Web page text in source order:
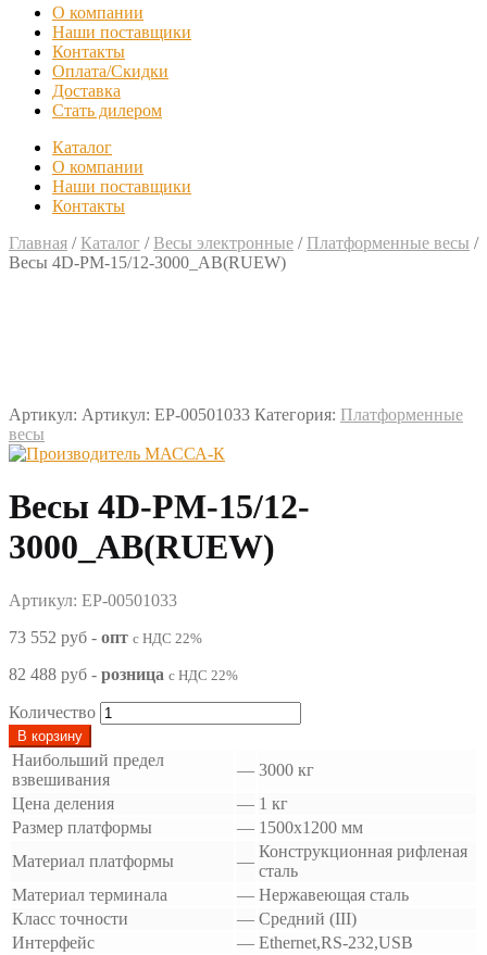
О компании
Наши поставщики
Контакты
Оплата/Скидки
Доставка
Стать дилером
Каталог
О компании
Наши поставщики
Контакты
Главная / Каталог / Весы электронные / Платформенные весы /
Весы 4D-PM-15/12-3000_AB(RUEW)
Артикул: Артикул: EP-00501033 Категория: Платформенные
весы
Весы 4D-PM-15/12-
3000_AB(RUEW)
Артикул: EP-00501033
73 552 руб - опт с НДС 22%
82 488 руб - розница с НДС 22%
Количество
В корзину
Наибольший предел
взвешивания
— 3000 кг
Цена деления
— 1 кг
Размер платформы
— 1500х1200 мм
Материал платформы
—
Конструкционная рифленая
сталь
Материал терминала
— Нержавеющая сталь
Класс точности
— Средний (III)
Интерфейс
— Ethernet,RS-232,USB